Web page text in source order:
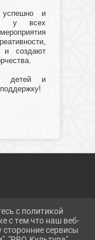
и
у всех
и создают
детей и
с политикой
с тем что наш веб-
сторонние сервисы